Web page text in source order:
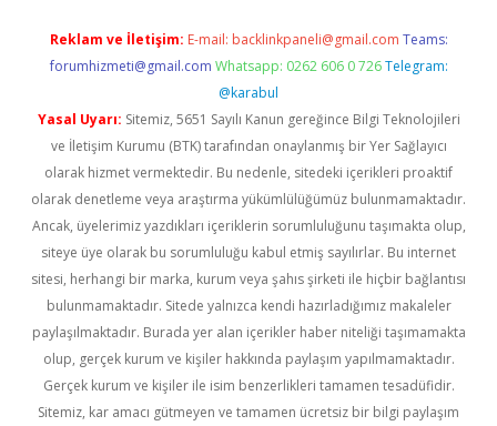
Reklam ve İletişim: E-mail: backlinkpaneli@gmail.com Teams:
forumhizmeti@gmail.com Whatsapp: 0262 606 0 726 Telegram:
@karabul
Yasal Uyarı: Sitemiz, 5651 Sayılı Kanun gereğince Bilgi Teknolojileri
ve İletişim Kurumu (BTK) tarafından onaylanmış bir Yer Sağlayıcı
olarak hizmet vermektedir. Bu nedenle, sitedeki içerikleri proaktif
olarak denetleme veya araştırma yükümlülüğümüz bulunmamaktadır.
Ancak, üyelerimiz yazdıkları içeriklerin sorumluluğunu taşımakta olup,
siteye üye olarak bu sorumluluğu kabul etmiş sayılırlar. Bu internet
sitesi, herhangi bir marka, kurum veya şahıs şirketi ile hiçbir bağlantısı
bulunmamaktadır. Sitede yalnızca kendi hazırladığımız makaleler
paylaşılmaktadır. Burada yer alan içerikler haber niteliği taşımamakta
olup, gerçek kurum ve kişiler hakkında paylaşım yapılmamaktadır.
Gerçek kurum ve kişiler ile isim benzerlikleri tamamen tesadüfidir.
Sitemiz, kar amacı gütmeyen ve tamamen ücretsiz bir bilgi paylaşım